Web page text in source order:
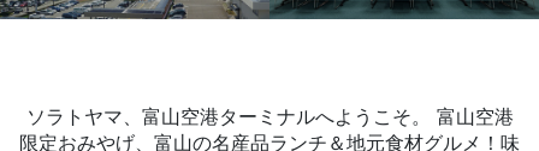
ソラトヤマ、富山空港ターミナルへようこそ。
富山空港
限定おみやげ、富山の名産品ランチ＆地元食材グルメ！味